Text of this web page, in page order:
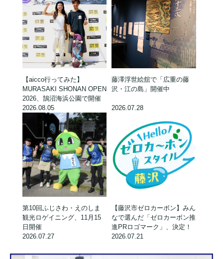
【aicco行ってみた】
MURASAKI SHONAN OPEN
2026、鵠沼海浜公園で開催
2026.08.05
藤澤浮世絵舘で「広重の藤
沢・江の島」開催中
2026.07.28
第10回ふじさわ・えのしま
観光ロゲイニング、11月15
日開催
2026.07.27
【藤沢市ゼロカーボン】みん
なで選んだ「ゼロカーボン推
進PRロゴマーク」、決定！
2026.07.21